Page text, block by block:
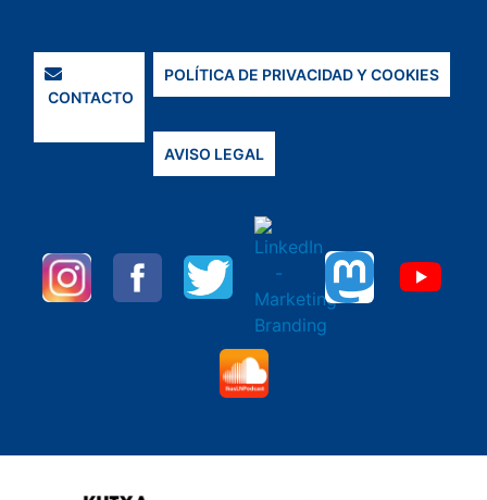
CONTACTO
POLÍTICA DE PRIVACIDAD Y COOKIES
AVISO LEGAL